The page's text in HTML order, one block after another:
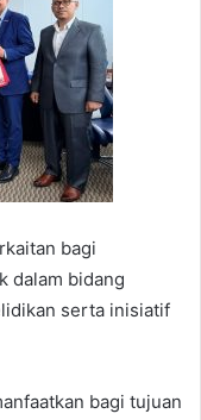
bagi
dalam bidang
serta inisiatif
bagi tujuan